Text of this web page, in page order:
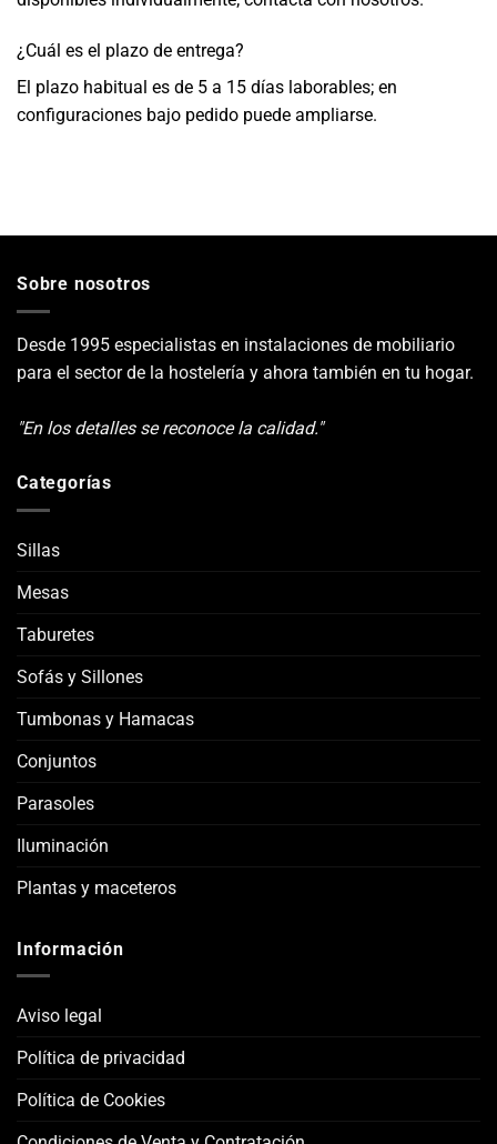
¿Cuál es el plazo de entrega?
El plazo habitual es de 5 a 15 días laborables; en
configuraciones bajo pedido puede ampliarse.
Sobre nosotros
Desde 1995 especialistas en instalaciones de mobiliario
para el sector de la hostelería y ahora también en tu hogar.
"En los detalles se reconoce la calidad."
Categorías
Sillas
Mesas
Taburetes
Sofás y Sillones
Tumbonas y Hamacas
Conjuntos
Parasoles
Iluminación
Plantas y maceteros
Información
Aviso legal
Política de privacidad
Política de Cookies